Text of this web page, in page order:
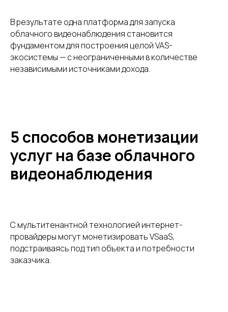
В результате одна платформа для запуска
облачного видеонаблюдения становится
фундаментом для построения целой VAS-
экосистемы — с неограниченными в количестве
независимыми источниками дохода.
5 способов монетизации
услуг на базе облачного
видеонаблюдения
С мультитенантной технологией интернет-
провайдеры могут монетизировать VSaaS,
подстраиваясь под тип объекта и потребности
заказчика.